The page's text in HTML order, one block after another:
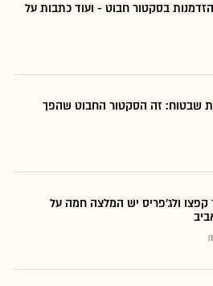
בסקטור חבוט - ועוד כתבות על
שבטוח: זה הסקטור החבוט שהפך
קפצו ולג'פריס יש המלצה חמה על